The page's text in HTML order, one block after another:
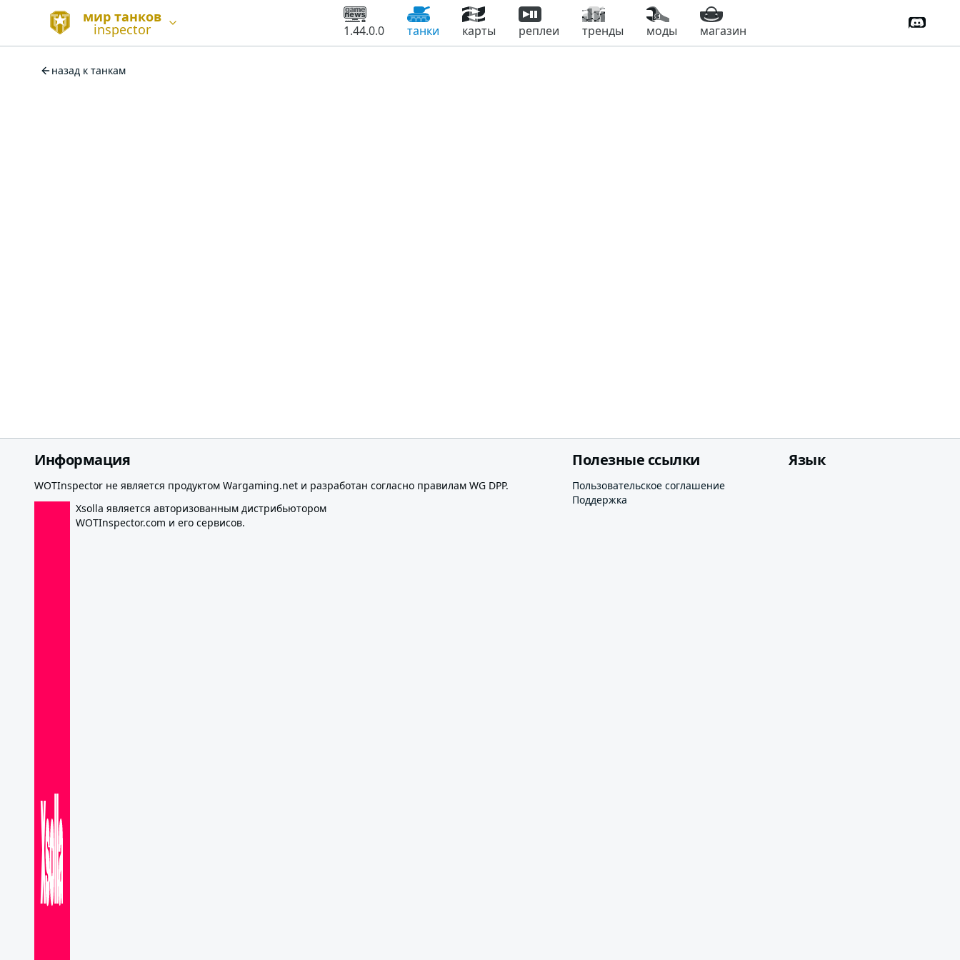
мир танков
inspector 1.44.0.0 танки карты реплеи тренды моды магазин
назад к танкам
Информация
WOTInspector не является продуктом Wargaming.net и разработан согласно правилам WG DPP.
Xsolla является авторизованным дистрибьютором
WOTInspector.com и его сервисов.
Полезные ссылки
Пользовательское соглашение
Поддержка
Язык